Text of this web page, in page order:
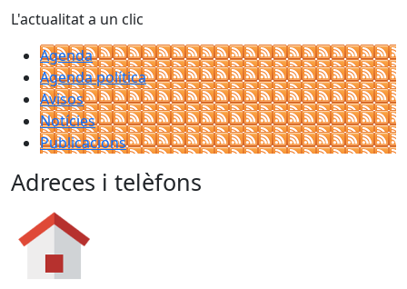
L'actualitat a un clic
Agenda
Agenda política
Avisos
Notícies
Publicacions
Adreces i telèfons